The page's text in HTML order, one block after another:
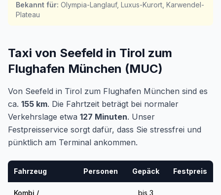
Bekannt für: Olympia-Langlauf, Luxus-Kurort, Karwendel-
Plateau
Taxi von Seefeld in Tirol zum
Flughafen München (MUC)
Von Seefeld in Tirol zum Flughafen München sind es
ca. 155 km. Die Fahrtzeit beträgt bei normaler
Verkehrslage etwa 127 Minuten. Unser
Festpreisservice sorgt dafür, dass Sie stressfrei und
pünktlich am Terminal ankommen.
Fahrzeug Personen Gepäck Festpreis
Kombi / bis 3